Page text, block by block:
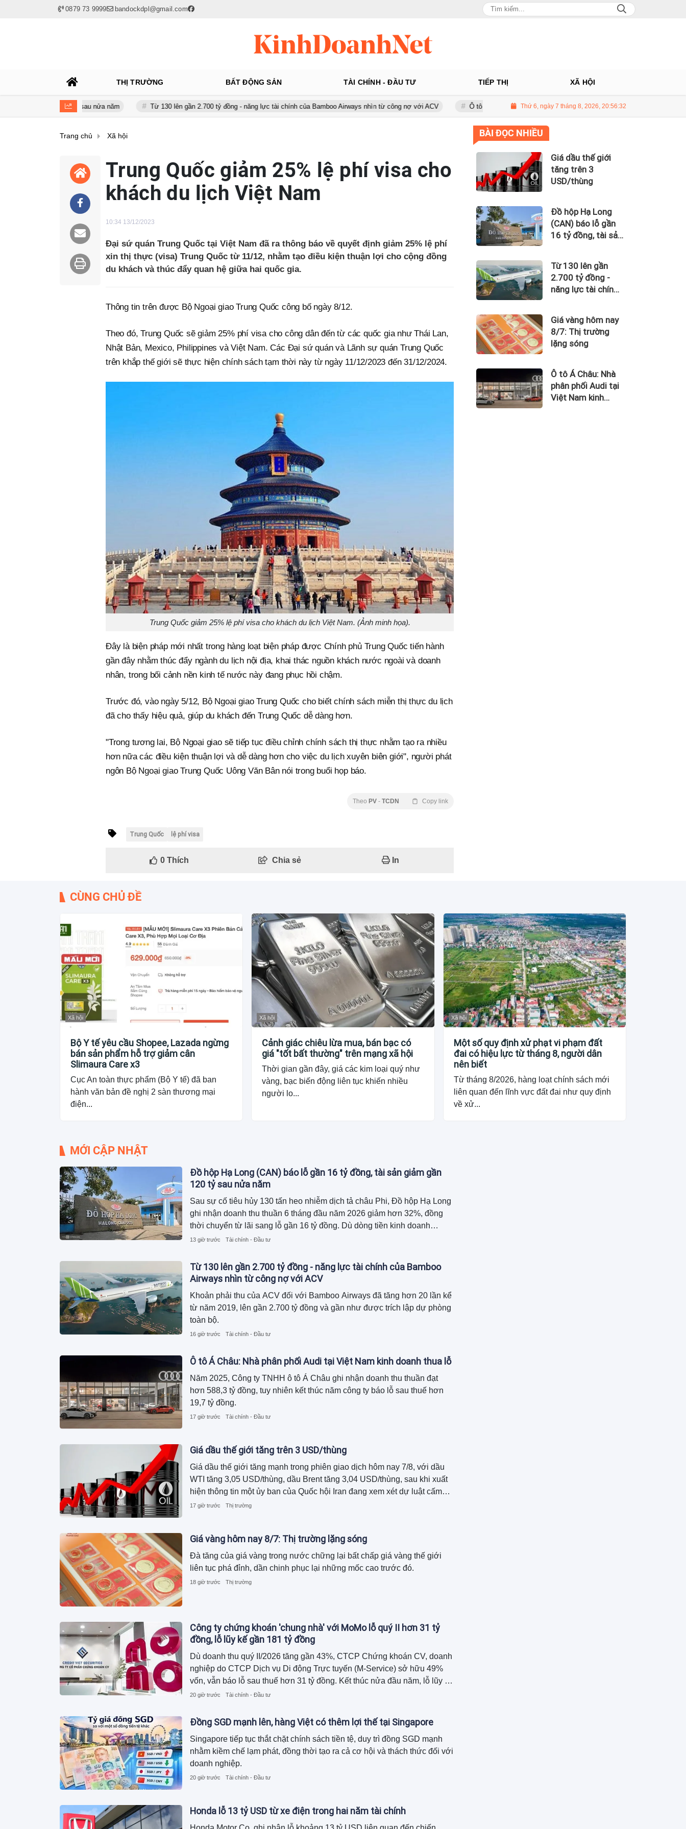
0879 73 9999 bandockdpl@gmail.com
THỊ TRƯỜNG BẤT ĐỘNG SẢN TÀI CHÍNH - ĐẦU TƯ TIẾP THỊ XÃ HỘI
gần 120 tỷ sau nửa năm Từ 130 lên gần 2.700 tỷ đồng - năng lực tài chính của Bamboo Airways nhìn từ công nợ với ACV Ô tô Á Châu: Nhà phân phối Audi tại Việt Nam kinh doanh thua lỗ
Thứ 6, ngày 7 tháng 8, 2026, 20:56:33
Trang chủ Xã hội
Trung Quốc giảm 25% lệ phí visa cho
khách du lịch Việt Nam
10:34 13/12/2023
Đại sứ quán Trung Quốc tại Việt Nam đã ra thông báo về quyết định giảm 25% lệ phí
xin thị thực (visa) Trung Quốc từ 11/12, nhằm tạo điều kiện thuận lợi cho cộng đồng
du khách và thúc đẩy quan hệ giữa hai quốc gia.
Thông tin trên được Bộ Ngoại giao Trung Quốc công bố ngày 8/12.
Theo đó, Trung Quốc sẽ giảm 25% phí visa cho công dân đến từ các quốc gia như Thái Lan,
Nhật Bản, Mexico, Philippines và Việt Nam. Các Đại sứ quán và Lãnh sự quán Trung Quốc
trên khắp thế giới sẽ thực hiện chính sách tạm thời này từ ngày 11/12/2023 đến 31/12/2024.
Trung Quốc giảm 25% lệ phí visa cho khách du lịch Việt Nam. (Ảnh minh họa).
Đây là biện pháp mới nhất trong hàng loạt biện pháp được Chính phủ Trung Quốc tiến hành
gần đây nhằm thúc đẩy ngành du lịch nội địa, khai thác nguồn khách nước ngoài và doanh
nhân, trong bối cảnh nền kinh tế nước này đang phục hồi chậm.
Trước đó, vào ngày 5/12, Bộ Ngoại giao Trung Quốc cho biết chính sách miễn thị thực du lịch
đã cho thấy hiệu quả, giúp du khách đến Trung Quốc dễ dàng hơn.
"Trong tương lai, Bộ Ngoại giao sẽ tiếp tục điều chỉnh chính sách thị thực nhằm tạo ra nhiều
hơn nữa các điều kiện thuận lợi và dễ dàng hơn cho việc du lịch xuyên biên giới", người phát
ngôn Bộ Ngoại giao Trung Quốc Uông Văn Bân nói trong buổi họp báo.
Theo PV - TCDN Copy link
Trung Quốc lệ phí visa
0Thích Chia sẻ In
BÀI ĐỌC NHIỀU
Giá dầu thế giới
tăng trên 3
USD/thùng
Đồ hộp Hạ Long
(CAN) báo lỗ gần
16 tỷ đồng, tài sản
sau nửa năm
Từ 130 lên gần
2.700 tỷ đồng -
năng lực tài chính
công nợ với ACV
Giá vàng hôm nay
8/7: Thị trường
lặng sóng
Ô tô Á Châu: Nhà
phân phối Audi tại
Việt Nam kinh
CÙNG CHỦ ĐỀ
Xã hội
Bộ Y tế yêu cầu Shopee, Lazada ngừng
bán sản phẩm hỗ trợ giảm cân
Slimaura Care x3
Cục An toàn thực phẩm (Bộ Y tế) đã ban
hành văn bản đề nghị 2 sàn thương mại
điện...
Xã hội
Cảnh giác chiêu lừa mua, bán bạc có
giá "tốt bất thường" trên mạng xã hội
Thời gian gần đây, giá các kim loại quý như
vàng, bạc biến động liên tục khiến nhiều
người lo...
Xã hội
Một số quy định xử phạt vi phạm đất
đai có hiệu lực từ tháng 8, người dân
nên biết
Từ tháng 8/2026, hàng loạt chính sách mới
liên quan đến lĩnh vực đất đai như quy định
về xử...
MỚI CẬP NHẬT
Đồ hộp Hạ Long (CAN) báo lỗ gần 16 tỷ đồng, tài sản giảm gần
120 tỷ sau nửa năm
Sau sự cố tiêu hủy 130 tấn heo nhiễm dịch tả châu Phi, Đồ hộp Hạ Long
ghi nhận doanh thu thuần 6 tháng đầu năm 2026 giảm hơn 32%, đồng
thời chuyển từ lãi sang lỗ gần 16 tỷ đồng. Dù dòng tiền kinh doanh
dương, nguồn tiền chủ yếu đến từ thu hồi công nợ và giảm hàng tồn kho,
13 giờ trước Tài chính - Đầu tư
Từ 130 lên gần 2.700 tỷ đồng - năng lực tài chính của Bamboo
Airways nhìn từ công nợ với ACV
Khoản phải thu của ACV đối với Bamboo Airways đã tăng hơn 20 lần kể
từ năm 2019, lên gần 2.700 tỷ đồng và gần như được trích lập dự phòng
toàn bộ.
16 giờ trước Tài chính - Đầu tư
Ô tô Á Châu: Nhà phân phối Audi tại Việt Nam kinh doanh thua lỗ
Năm 2025, Công ty TNHH ô tô Á Châu ghi nhận doanh thu thuần đạt
hơn 588,3 tỷ đồng, tuy nhiên kết thúc năm công ty báo lỗ sau thuế hơn
19,7 tỷ đồng.
17 giờ trước Tài chính - Đầu tư
Giá dầu thế giới tăng trên 3 USD/thùng
Giá dầu thế giới tăng mạnh trong phiên giao dịch hôm nay 7/8, với dầu
WTI tăng 3,05 USD/thùng, dầu Brent tăng 3,04 USD/thùng, sau khi xuất
hiện thông tin một ủy ban của Quốc hội Iran đang xem xét dự luật cấm
tàu của Mỹ và Israel đi qua eo biển Hormuz. Ngược lại, giá xăng dầu
17 giờ trước Thị trường
Giá vàng hôm nay 8/7: Thị trường lặng sóng
Đà tăng của giá vàng trong nước chững lại bất chấp giá vàng thế giới
liên tục phá đỉnh, dần chinh phục lại những mốc cao trước đó.
18 giờ trước Thị trường
Công ty chứng khoán 'chung nhà' với MoMo lỗ quý II hơn 31 tỷ
đồng, lỗ lũy kế gần 181 tỷ đồng
Dù doanh thu quý II/2026 tăng gần 43%, CTCP Chứng khoán CV, doanh
nghiệp do CTCP Dịch vụ Di động Trực tuyến (M-Service) sở hữu 49%
vốn, vẫn báo lỗ sau thuế hơn 31 tỷ đồng. Kết thúc nửa đầu năm, lỗ lũy kế
của doanh nghiệp này đã vượt tỷ đồng, trong khi báo cáo tài chính xuất
cụ thể.
20 giờ trước Tài chính - Đầu tư
Đồng SGD mạnh lên, hàng Việt có thêm lợi thế tại Singapore
Singapore tiếp tục thắt chặt chính sách tiền tệ, duy trì đồng SGD mạnh
nhằm kiềm chế lạm phát, đồng thời tạo ra cả cơ hội và thách thức đối với
doanh nghiệp.
20 giờ trước Tài chính - Đầu tư
Honda lỗ 13 tỷ USD từ xe điện trong hai năm tài chính